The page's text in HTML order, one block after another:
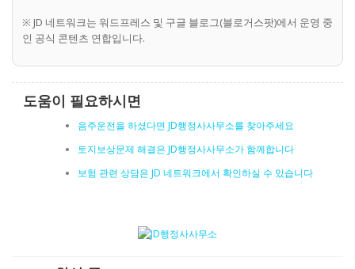
※ JD 네트워크는 워드프레스 및 구글 블로그(블로거스팟)에서 운영 중
인 공식 콘텐츠 연합입니다.
도움이 필요하시면
음주운전을 하셨다면 JD행정사사무소를 찾아주세요
토지보상문제 해결은 JD행정사사무소가 함께합니다
보험 관련 상담은 JD 네트워크에서 확인하실 수 있습니다